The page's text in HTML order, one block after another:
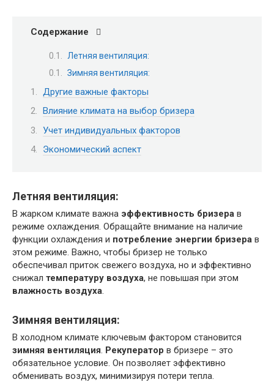
Содержание
Летняя вентиляция:
Зимняя вентиляция:
Другие важные факторы
Влияние климата на выбор бризера
Учет индивидуальных факторов
Экономический аспект
Летняя вентиляция:
В жарком климате важна эффективность бризера в
режиме охлаждения. Обращайте внимание на наличие
функции охлаждения и потребление энергии бризера в
этом режиме. Важно, чтобы бризер не только
обеспечивал приток свежего воздуха, но и эффективно
снижал температуру воздуха, не повышая при этом
влажность воздуха.
Зимняя вентиляция:
В холодном климате ключевым фактором становится
зимняя вентиляция. Рекуператор в бризере – это
обязательное условие. Он позволяет эффективно
обменивать воздух, минимизируя потери тепла.